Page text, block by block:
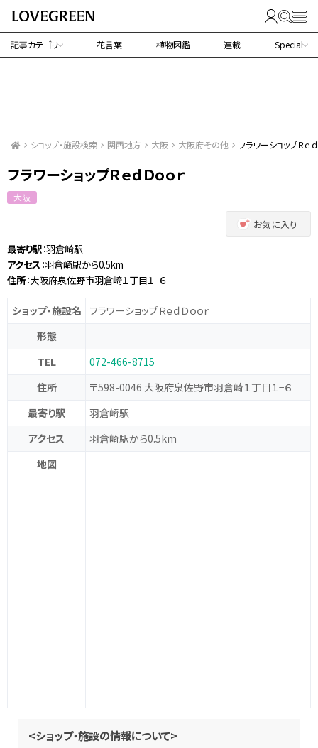
記事カテゴリ 花言葉 植物図鑑 連載 Special
ショップ・施設検索 関西地方 大阪 大阪府その他 フラワーショップＲｅｄ
フラワーショップＲｅｄＤｏｏｒ
大阪
お気に入り
最寄り駅：羽倉崎駅
アクセス ：羽倉崎駅から0.5km
住所：大阪府泉佐野市羽倉崎１丁目１−６
ショップ・施設名
フラワーショップＲｅｄＤｏｏｒ
形態
TEL
072-466-8715
住所
〒598-0046 大阪府泉佐野市羽倉崎１丁目１−６
最寄り駅
羽倉崎駅
アクセス
羽倉崎駅から0.5km
地図
<ショップ・施設の情報について>